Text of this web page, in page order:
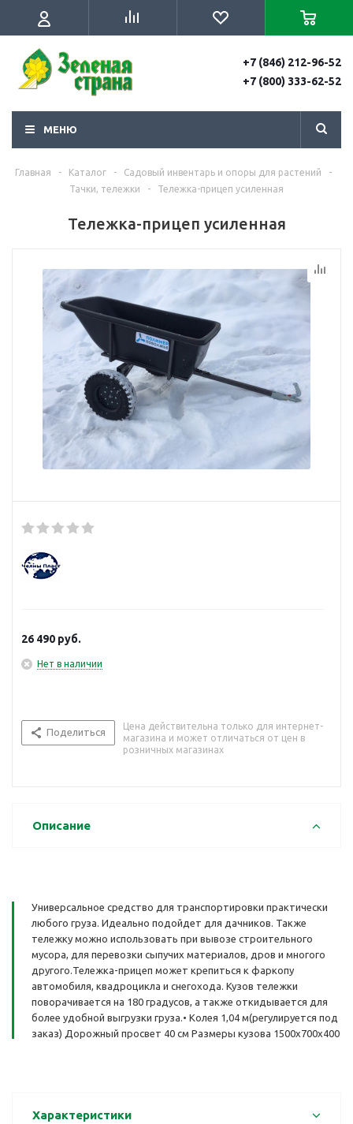
+7 (846) 212-96-52
+7 (800) 333-62-52
МЕНЮ
Главная - Каталог - Садовый инвентарь и опоры для растений
-
Тачки, тележки
- Тележка-прицеп усиленная
Тележка-прицеп усиленная
26 490 руб.
Нет в наличии
Поделиться
Цена действительна только для интернет-
магазина и может отличаться от цен в
розничных магазинах
Описание
Универсальное средство для транспортировки практически
любого груза. Идеально подойдет для дачников. Также
тележку можно использовать при вывозе строительного
мусора, для перевозки сыпучих материалов, дров и многого
другого.Тележка-прицеп может крепиться к фаркопу
автомобиля, квадроцикла и снегохода. Кузов тележки
поворачивается на 180 градусов, а также откидывается для
более удобной выгрузки груза.• Колея 1,04 м(регулируется под
заказ) Дорожный просвет 40 см Размеры кузова 1500х700х400
Характеристики